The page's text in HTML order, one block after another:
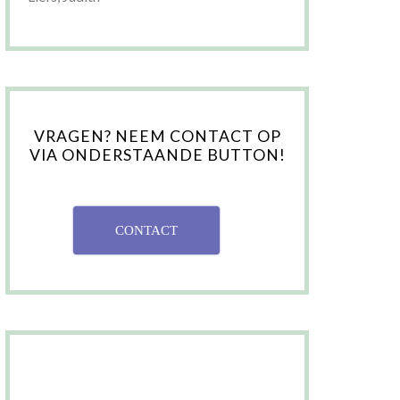
VRAGEN? NEEM CONTACT OP
VIA ONDERSTAANDE BUTTON!
CONTACT